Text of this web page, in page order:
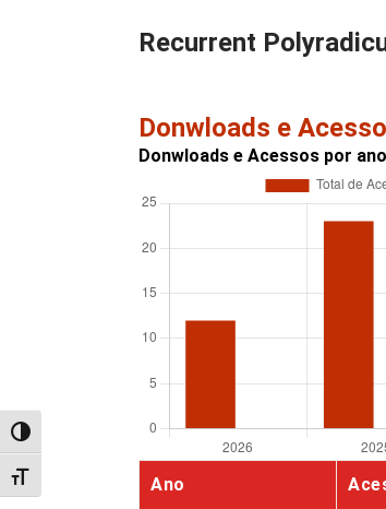
Alternar alto contraste
Alternar tamanho da fonte
Recurrent
Donwloads e
Donwloads e Acessos por ano
Ano